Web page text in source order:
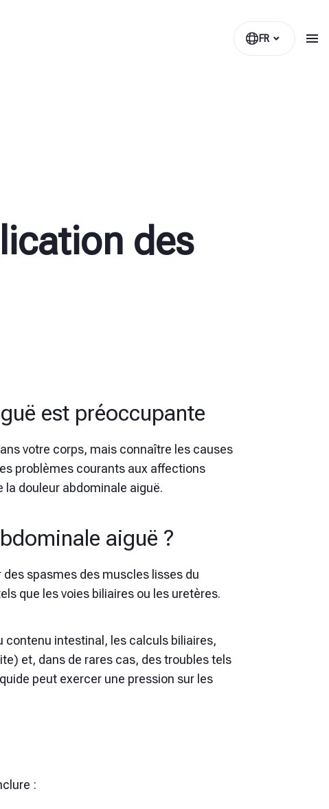
FR
des
est préoccupante
votre corps, mais connaître les causes
problèmes courants aux affections
douleur abdominale aiguë.
aiguë ?
spasmes des muscles lisses du
que les voies biliaires ou les uretères.
contenu intestinal, les calculs biliaires,
et, dans de rares cas, des troubles tels
peut exercer une pression sur les
: